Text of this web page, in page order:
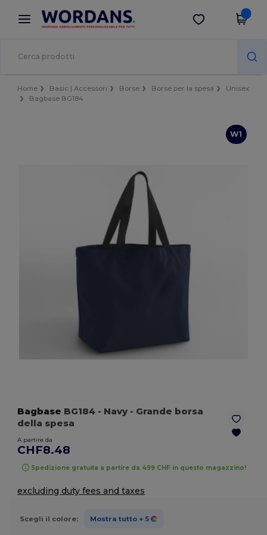
× App Wordans
Prezzi migliori sull'app!
Scarica app
Home Basic | Accessori Borse Borse per la spesa
Unisex
Bagbase BG184
W1
Bagbase BG184 - Navy- Grande borsa
della spesa
A partire da
CHF8.48
Spedizione gratuita a partire da 499 CHF in questo magazzino!
excluding duty fees and taxes
Scegli il colore: Mostra tutto + 5